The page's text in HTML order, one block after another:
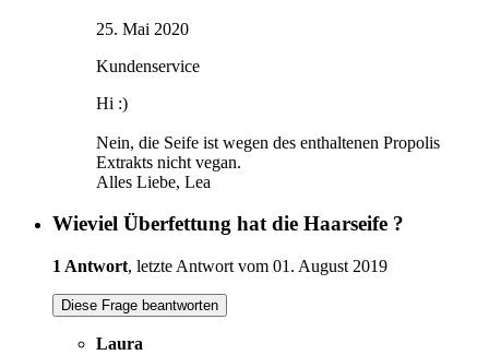
25. Mai 2020
Kundenservice
Hi :)
Nein, die Seife ist wegen des enthaltenen Propolis
Extrakts nicht vegan.
Alles Liebe, Lea
Wieviel Überfettung hat die Haarseife ?
1 Antwort, letzte Antwort vom 01. August 2019
Diese Frage beantworten
Laura